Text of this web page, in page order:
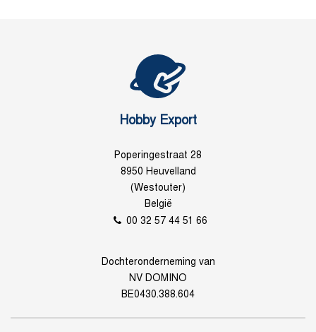
Hobby Export
Poperingestraat 28
8950 Heuvelland
(Westouter)
België
00 32 57 44 51 66
Dochteronderneming van
NV DOMINO
BE0430.388.604